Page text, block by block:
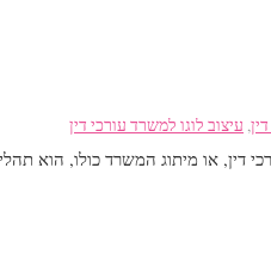
, עיצוב לוגו למשרד עורכי דין
דין, או מיתוג המשרד כולו, הוא